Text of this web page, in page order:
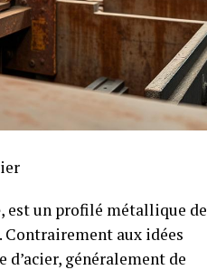
, est un profilé métallique de
aux idées
d’acier, généralement de